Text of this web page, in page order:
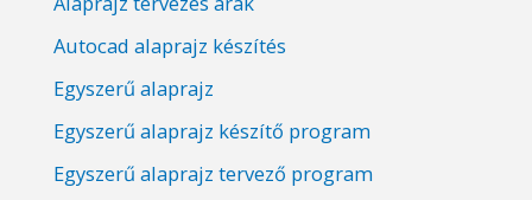
Autocad alaprajz készítés
Egyszerű alaprajz
Egyszerű alaprajz készítő program
Egyszerű alaprajz tervező program